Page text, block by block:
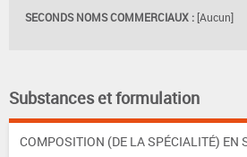
SECONDS NOMS COMMERCIAUX : [Aucun]
Substances et formulation
COMPOSITION (DE LA SPÉCIALITÉ) EN